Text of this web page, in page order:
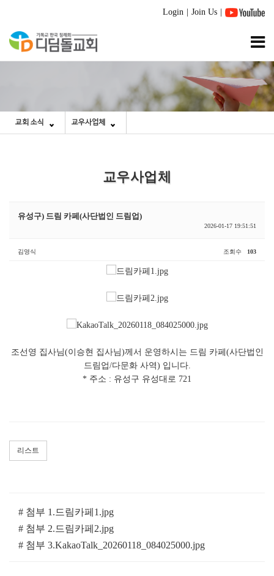
Login Join Us
교회 소식 교우사업체
교우사업체
유성구) 드림 카페(사단법인 드림업)
2026-01-17 19:51:51
김영식 조회수 103
조선영 집사님(이승현 집사님)께서 운영하시는 드림 카페(사단법인
드림업/다문화 사역) 입니다.
* 주소 : 유성구 유성대로 721
리스트
# 첨부 1.드림카페1.jpg
# 첨부 2.드림카페2.jpg
# 첨부 3.KakaoTalk_20260118_084025000.jpg